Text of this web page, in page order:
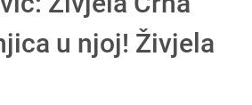
u njoj! Živjela